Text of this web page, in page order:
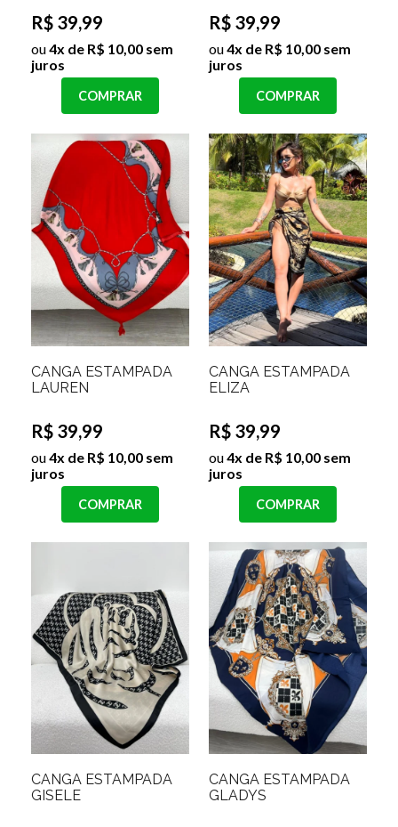
R$ 39,99
ou4x de R$ 10,00 sem
juros
COMPRAR
R$ 39,99
ou4x de R$ 10,00 sem
juros
COMPRAR
CANGA ESTAMPADA
LAUREN
R$ 39,99
ou4x de R$ 10,00 sem
juros
COMPRAR
CANGA ESTAMPADA
ELIZA
R$ 39,99
ou4x de R$ 10,00 sem
juros
COMPRAR
CANGA ESTAMPADA
GISELE
CANGA ESTAMPADA
GLADYS